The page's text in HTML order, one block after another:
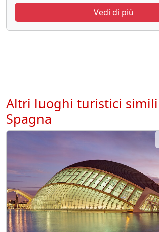
Vedi di più
Altri luoghi turistici
Spagna